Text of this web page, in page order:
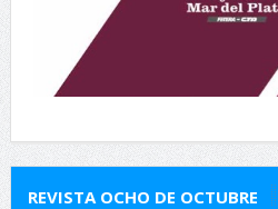
REVISTA OCHO DE OCTUBRE